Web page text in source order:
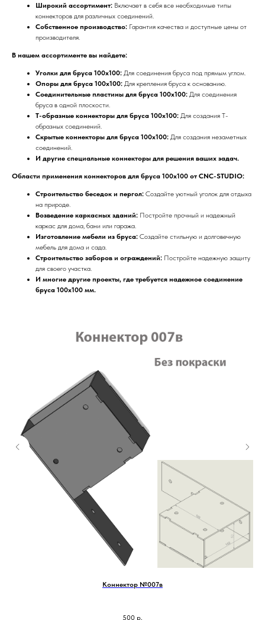
Широкий ассортимент: Включает в себя все необходимые типы
коннекторов для различных соединений.
Собственное производство: Гарантия качества и доступные цены от
производителя.
В нашем ассортименте вы найдете:
Уголки для бруса 100x100: Для соединения бруса под прямым углом.
Опоры для бруса 100x100: Для крепления бруса к основанию.
Соединительные пластины для бруса 100x100: Для соединения
бруса в одной плоскости.
Т-образные коннекторы для бруса 100x100: Для создания Т-
образных соединений.
Скрытые коннекторы для бруса 100x100: Для создания незаметных
соединений.
И другие специальные коннекторы для решения ваших задач.
Области применения коннекторов для бруса 100x100 от CNC-STUDIO:
Строительство беседок и пергол: Создайте уютный уголок для отдыха
на природе.
Возведение каркасных зданий: Постройте прочный и надежный
каркас для дома, бани или гаража.
Изготовление мебели из бруса: Создайте стильную и долговечную
мебель для дома и сада.
Строительство заборов и ограждений: Постройте надежную защиту
для своего участка.
И многие другие проекты, где требуется надежное соединение
бруса 100x100 мм.
Коннектор №007в
500 р.